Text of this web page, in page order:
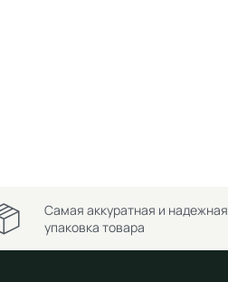
Самая аккуратная и надежная
упаковка товара